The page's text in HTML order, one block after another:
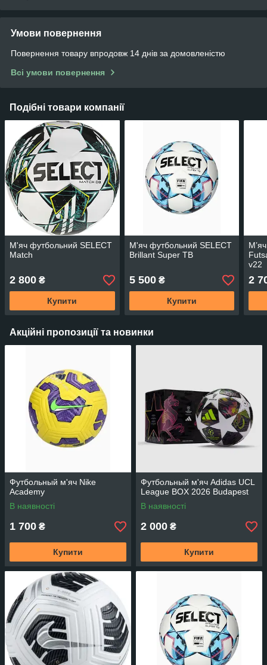
Умови повернення
Повернення товару впродовж 14 днів за домовленістю
Всі умови повернення
Подібні товари компанії
М'яч футбольний SELECT
Match
2 800 ₴
Купити
М'яч футбольний SELECT
Brillant Super TB
5 500₴
Купити
v22
2
Акційні пропозиції та новинки
Футбольный м'яч Nike
Academy
В наявності
1 700 ₴
Купити
Футбольный м'яч Adidas UCL
League BOX 2026 Budapest
В наявності
2 000 ₴
Купити